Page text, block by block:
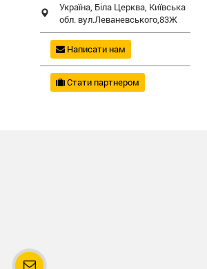
Україна, Біла Церква, Київська
обл. вул.Леваневського,83Ж
Написати нам
Стати партнером